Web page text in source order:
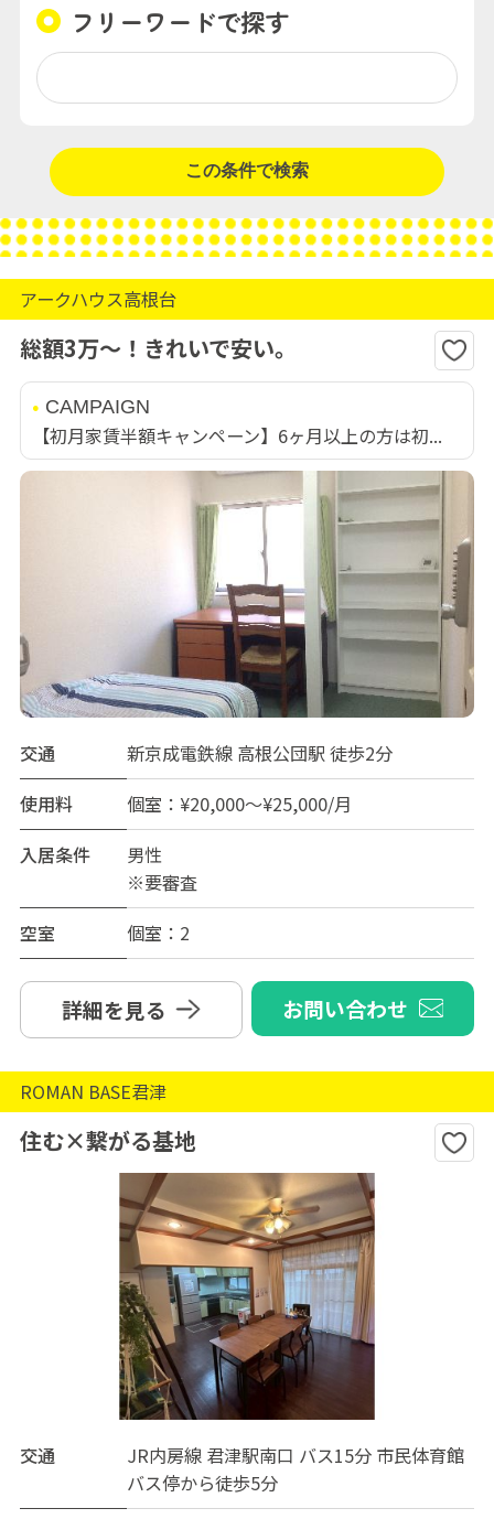
フリーワードで探す
アークハウス高根台
総額3万～！きれいで安い。
CAMPAIGN
【初月家賃半額キャンペーン】6ヶ月以上の方は初...
交通
新京成電鉄線 高根公団駅 徒歩2分
使用料
個室：¥20,000～¥25,000/月
入居条件
男性
※要審査
空室
個室：2
詳細を見る お問い合わせ
ROMAN BASE君津
住む×繋がる基地
交通
JR内房線 君津駅南口 バス15分 市民体育館
バス停から徒歩5分